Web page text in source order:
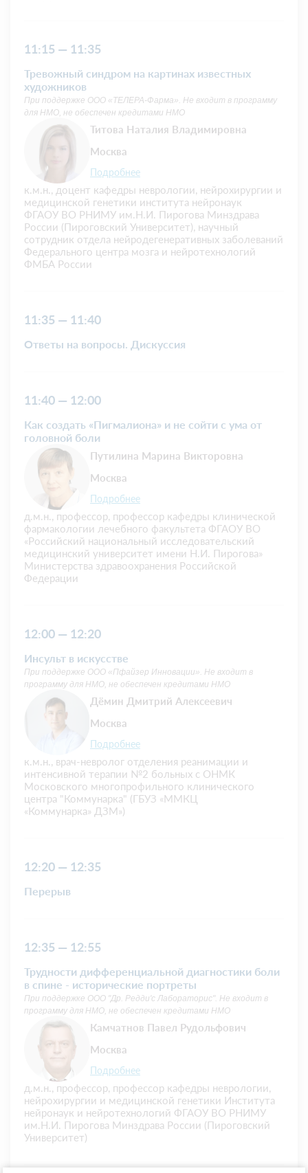
11:15 — 11:35
Тревожный синдром на картинах известных
художников
При поддержке ООО «ТЕЛЕРА-Фарма». Не входит в программу
для НМО, не обеспечен кредитами НМО
Титова Наталия Владимировна
Москва
Подробнее
к.м.н., доцент кафедры неврологии, нейрохирургии и
медицинской генетики института нейронаук
ФГАОУ ВО РНИМУ им.Н.И. Пирогова Минздрава
России (Пироговский Университет), научный
сотрудник отдела нейродегенеративных заболеваний
Федерального центра мозга и нейротехнологий
ФМБА России
11:35 — 11:40
Ответы на вопросы. Дискуссия
11:40 — 12:00
Как создать «Пигмалиона» и не сойти с ума от
головной боли
Путилина Марина Викторовна
Москва
Подробнее
д.м.н., профессор, профессор кафедры клинической
фармакологии лечебного факультета ФГАОУ ВО
«Российский национальный исследовательский
медицинский университет имени Н.И. Пирогова»
Министерства здравоохранения Российской
Федерации
12:00 — 12:20
Инсульт в искусстве
При поддержке ООО «Пфайзер Инновации». Не входит в
программу для НМО, не обеспечен кредитами НМО
Дёмин Дмитрий Алексеевич
Москва
Подробнее
к.м.н., врач-невролог отделения реанимации и
интенсивной терапии №2 больных с ОНМК
Московского многопрофильного клинического
центра "Коммунарка" (ГБУЗ «ММКЦ
«Коммунарка» ДЗМ»)
12:20 — 12:35
Перерыв
12:35 — 12:55
Трудности дифференциальной диагностики боли
в спине - исторические портреты
При поддержке ООО "Др. Редди'с Лабораторис". Не входит в
программу для НМО, не обеспечен кредитами НМО
Камчатнов Павел Рудольфович
Москва
Подробнее
д.м.н., профессор, профессор кафедры неврологии,
нейрохирургии и медицинской генетики Института
нейронаук и нейротехнологий ФГАОУ ВО РНИМУ
им.Н.И. Пирогова Минздрава России (Пироговский
Университет)